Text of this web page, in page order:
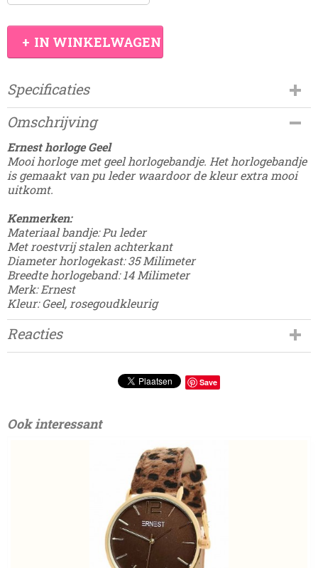
IN WINKELWAGEN
Specificaties
Productcode
Damesdingetjes-13D-5
Omschrijving
Ernest horloge Geel
Mooi horloge met geel horlogebandje. Het horlogebandje
is gemaakt van pu leder waardoor de kleur extra mooi
uitkomt.
Kenmerken:
Materiaal bandje: Pu leder
Met roestvrij stalen achterkant
Diameter horlogekast: 35 Milimeter
Breedte horlogeband: 14 Milimeter
Merk: Ernest
Kleur: Geel, rosegoudkleurig
Reacties
Save
Ook interessant